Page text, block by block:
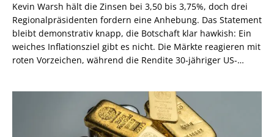
Kevin Warsh hält die Zinsen bei 3,50 bis 3,75%, doch drei
Regionalpräsidenten fordern eine Anhebung. Das Statement
bleibt demonstrativ knapp, die Botschaft klar hawkish: Ein
weiches Inflationsziel gibt es nicht. Die Märkte reagieren mit
roten Vorzeichen, während die Rendite 30-jähriger US-